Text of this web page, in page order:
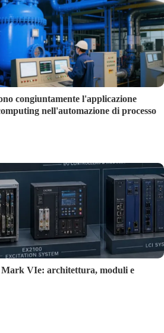
congiuntamente l'applicazione
nell'automazione di processo
Mark VIe: architettura, moduli e